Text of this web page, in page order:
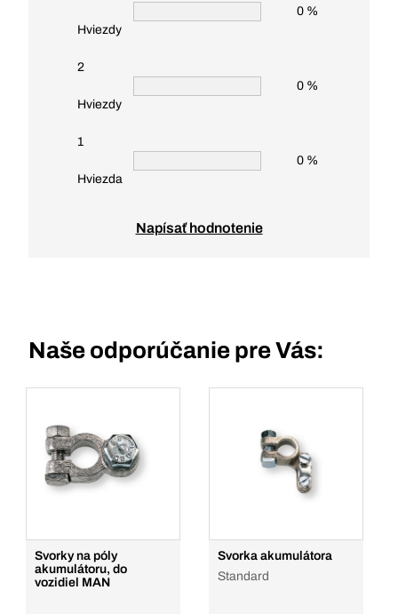
Hviezdy
0 %
2
Hviezdy
0 %
1
Hviezda
0 %
Napísať hodnotenie
Naše odporúčanie pre Vás:
Svorky na póly
akumulátoru, do
vozidiel MAN
Svorka akumulátora
Standard